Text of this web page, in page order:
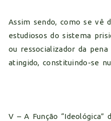
Assim sendo, como se vê
estudiosos do sistema
ou ressocializador da
atingido, constituindo-se
V – A Função “Ideológica”